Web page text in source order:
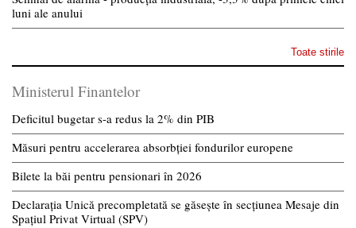
luni ale anului
Toate stirile
Ministerul Finantelor
Deficitul bugetar s-a redus la 2% din PIB
Măsuri pentru accelerarea absorbției fondurilor europene
Bilete la băi pentru pensionari în 2026
Declarația Unică precompletată se găsește în secțiunea Mesaje din
Spațiul Privat Virtual (SPV)